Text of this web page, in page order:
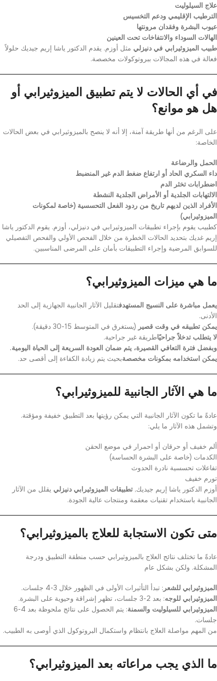
علاج السيلوليت
الترطيب الإقليمي ودعم التخسيس
عيوب البشرة وفقدان مرونتها
الهالات السوداء والانتفاخات تحت العينين
طبيب الميزوثيرابي في دنيزلي مثل أوزم. يقدم الدكتور ياشا إريم جيديك حلولاً
فعالة في هذه المجالات ببروتوكولات مخصصة.
في أي الحالات لا يتم تطبيق الميزوثيرابي أو
هل هو موانع؟
على الرغم من أنها طريقة آمنة، إلا أنه لا ينصح بالميزوثيرابي في بعض الحالات
الخاصة:
الحمل والرضاعة
داء السكري الحاد أو ارتفاع ضغط الدم غير المنضبط
اضطرابات تخثر الدم
الالتهابات الجلدية أو الأمراض الجلدية النشطة
الأفراد الذين لديهم تاريخ من ردود الفعل التحسسية (خاصة لمكونات
الميزوثيرابي)
كطبيب يقوم بإجراء تطبيقات الميزوثيرابي في دنيزلي، أوزم. يقوم الدكتور ياشا
إريم غديك بتحديد الحالات الخطرة من خلال الفحص الأولي والفحص التفصيلي
للسوابق المرضية وإجراء التطبيقات بأمان على المرضى المناسبين.
ما هي ميزات الميزوثيرابي؟
يعمل مباشرة على النسيج المستهدفتقليل الآثار الجانبية الجهازية إلى الحد
الأدنى.
يمكن تطبيقه في وقت قصير (يستغرق في المتوسط 15-30 دقيقة).
لا يتطلب تدخلاً جراحيًاطريقة غير جراحية.
وبفضل فترة التعافي القصيرة، يتم ضمان العودة السريعة إلى الحياة اليومية.
يمكن استخدامه بمكونات مخصصةبحيث يتم زيادة الكفاءة إلى أقصى حد.
ما هي الآثار الجانبية للميزوثيرابي؟
عادةً ما تكون الآثار الجانبية التي يمكن رؤيتها بعد التطبيق خفيفة ومؤقتة.
وتشمل هذه الآثار ما يلي:
ألم خفيف أو حرقان أو احمرار في موضع الحقن
الكدمات (خاصة على البشرة الحساسة)
تفاعلات تحسسية نادرة الحدوث
تورم خفيف
أوزم الدكتور ياشا إريم جيديك, تطبيقات الميزوثيرابي دنيزلي يقلل من الآثار
الجانبية باستخدام تقنيات معقمة ومنتجات عالية الجودة.
متى تكون الاستجابة للعلاج بالميزوثيرابي؟
عادةً ما تختلف نتائج العلاج بالميزوثيرابي حسب منطقة التطبيق ودرجة
المشكلة. ولكن بشكل عام
الميزوثيرابي للشعر : تبدأ التأثيرات الأولى في الظهور خلال 3-4 جلسات.
الميزوثيرابي للوجه: بعد 2-3 جلسات، تظهر إشراقة وحيوية على البشرة.
الميزوثيرابي للسيلوليت والسمنة
: يتم الحصول على نتائج ملحوظة بعد 4-6
جلسات.
من المهم مواصلة العلاج بانتظام واستكمال البروتوكول الذي أوصى به الطبيب.
ما الذي يجب مراعاته بعد الميزوثيرابي؟